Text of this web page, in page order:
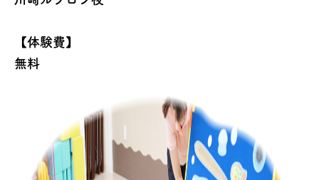
【体験費】
無料